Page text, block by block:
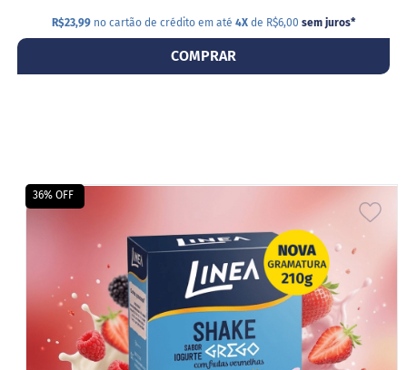
R$23,99 no cartão de crédito em até 4X de R$6,00 sem juros*
COMPRAR
36% OFF
DE